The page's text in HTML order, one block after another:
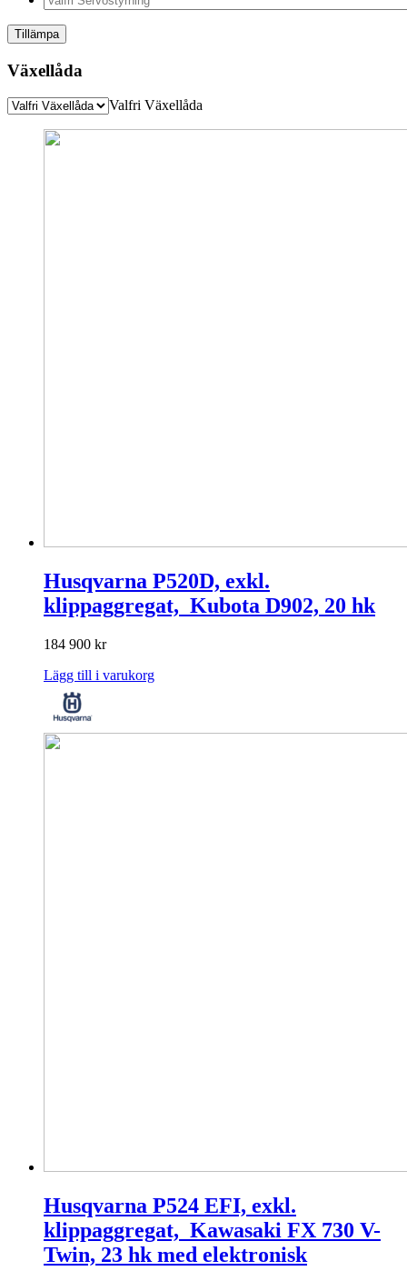
Tillämpa
Växellåda
Valfri Växellåda
Husqvarna P520D, exkl.
klippaggregat, Kubota D902, 20 hk
184 900 kr
Lägg till i varukorg
Husqvarna P524 EFI, exkl.
klippaggregat, Kawasaki FX 730 V-
Twin, 23 hk med elektronisk